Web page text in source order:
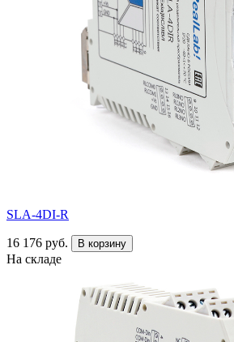
SLA-4DI-R
16 176 руб. В корзину
На складе